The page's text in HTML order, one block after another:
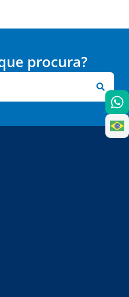
procura?